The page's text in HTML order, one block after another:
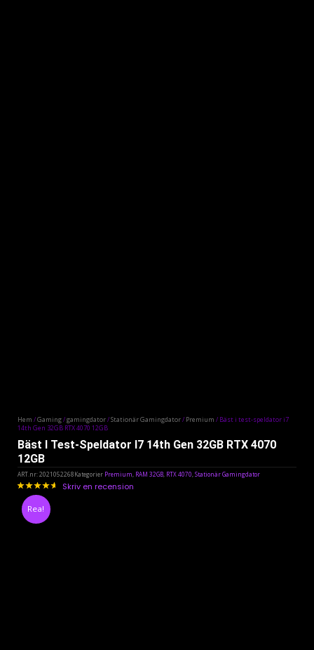
Hem /Gaming/gamingdator/Stationär Gamingdator/ Premium / Bäst i test-speldator i7
14th Gen 32GB RTX 4070 12GB
Bäst I Test-Speldator I7 14th Gen 32GB RTX 4070
12GB
ART.nr:2021052268Kategorier Premium RAM 32GB RTX 4070 Stationär Gamingdator
stjärnor
Skriv en recension
Rea!